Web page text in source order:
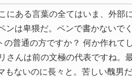
にある言葉の全てはいま、外部
ンは卑猥だ。ペンで書かないでく
の普通の方ですか？ 何か作れて
さんは前の文極の代表ですね。
もないのに長々と。苦しい醜男だ